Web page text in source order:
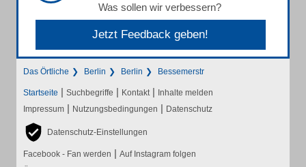
Was sollen wir verbessern?
Jetzt Feedback geben!
Das Örtliche Berlin Berlin Bessemerstr
Startseite | Suchbegriffe | Kontakt | Inhalte melden
Impressum | Nutzungsbedingungen | Datenschutz
Datenschutz-Einstellungen
Facebook - Fan werden | Auf Instagram folgen